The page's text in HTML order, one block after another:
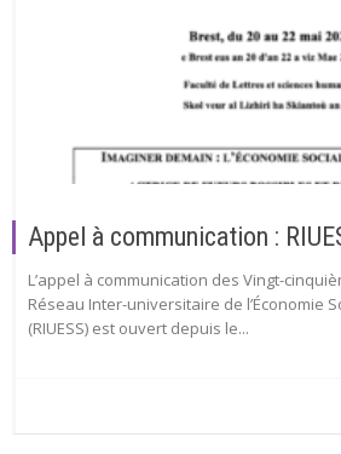
Appel à communication :
L’appel à communication des Vingt-
Réseau Inter-universitaire de l’Économie
(RIUESS) est ouvert depuis le...